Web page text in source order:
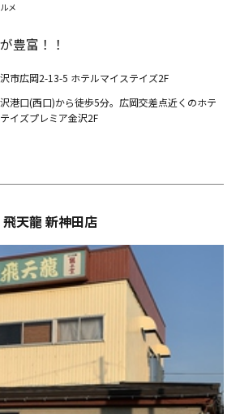
豊富！！
市広岡2-13-5 ホテルマイステイズ2F
港口(西口)から徒歩5分。広岡交差点近くのホテ
イズプレミア金沢2F
メ
天龍 新神田店